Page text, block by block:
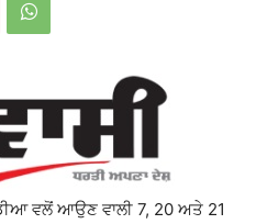
ਵਲੋਂ ਆਉਣ ਵਾਲੀ 7, 20 ਅਤੇ 21